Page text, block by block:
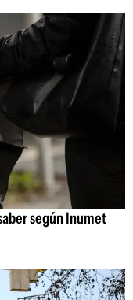
según Inumet